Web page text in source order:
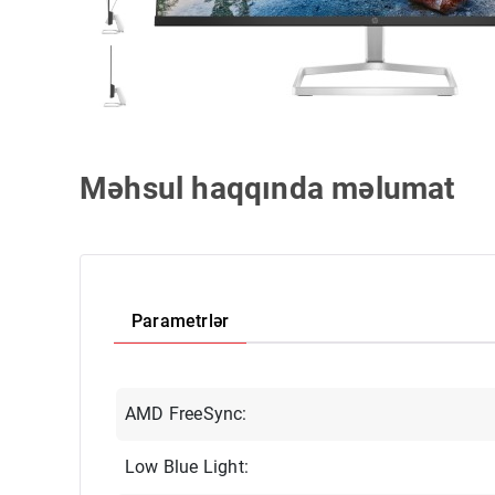
Məhsul haqqında məlumat
Parametrlər
AMD FreeSync:
Low Blue Light: